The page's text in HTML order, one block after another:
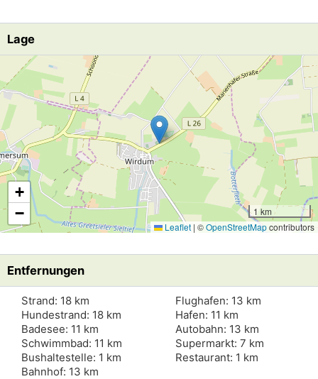
Lage
Lade Lageplan
+
−
1 km
Leaflet | ©OpenStreetMapcontributors
Entfernungen
Strand: 18 km
Hundestrand: 18 km
Badesee: 11 km
Schwimmbad: 11 km
Bushaltestelle: 1 km
Bahnhof: 13 km
Flughafen: 13 km
Hafen: 11 km
Autobahn: 13 km
Supermarkt: 7 km
Restaurant: 1 km